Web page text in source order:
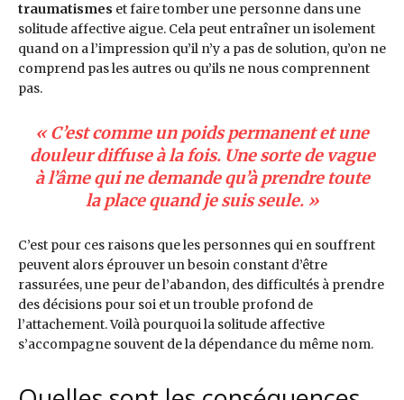
traumatismes et faire tomber une personne dans une
solitude affective aigue. Cela peut entraîner un isolement
quand on a l’impression qu’il n’y a pas de solution, qu’on ne
comprend pas les autres ou qu’ils ne nous comprennent
pas.
«C’est comme un poids permanent et une
douleur diffuse à la fois. Une sorte de vague
à l’âme qui ne demande qu’à prendre toute
la place quand je suis seule. »
C’est pour ces raisons que les personnes qui en souffrent
peuvent alors éprouver un besoin constant d’être
rassurées, une peur de l’abandon, des difficultés à prendre
des décisions pour soi et un trouble profond de
l’attachement. Voilà pourquoi la solitude affective
s’accompagne souvent de la dépendance du même nom.